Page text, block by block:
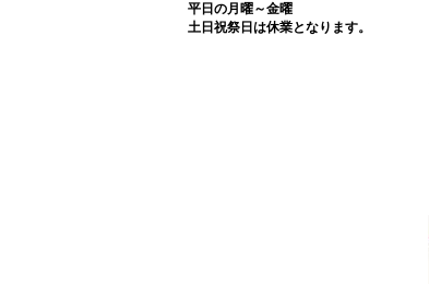
平日の月曜～金曜
土日祝祭日は休業となります。